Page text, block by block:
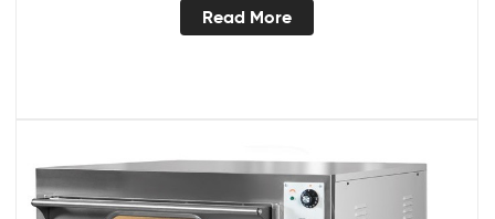
Read More